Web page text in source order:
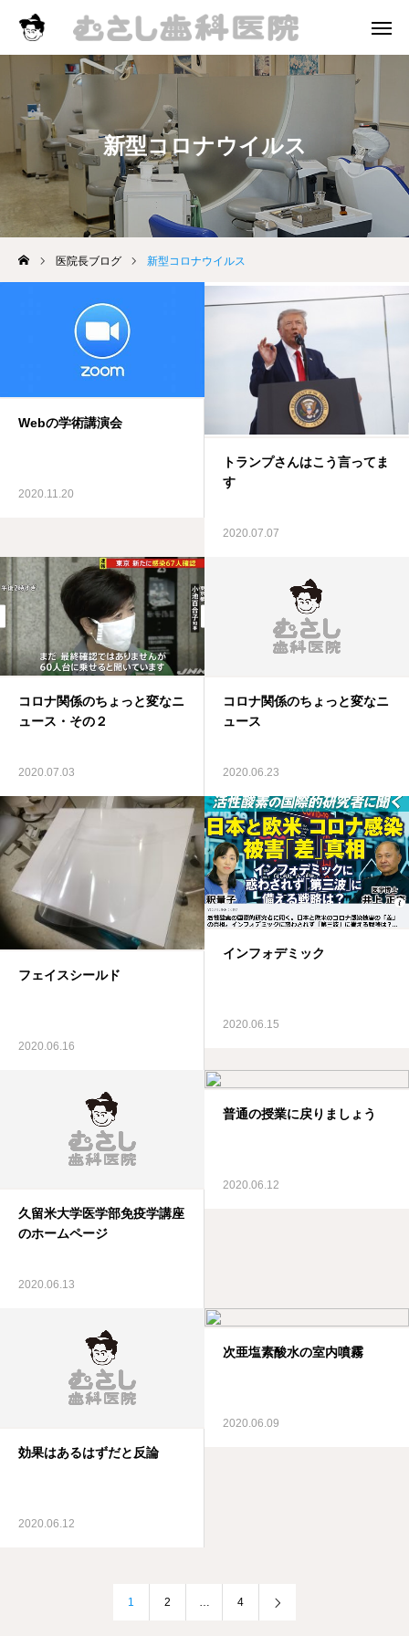
新型コロナウイルス
医院長ブログ 新型コロナウイルス
Webの学術講演会
2020.11.20
トランプさんはこう言ってま
す
2020.07.07
コロナ関係のちょっと変なニ
ュース・その２
2020.07.03
コロナ関係のちょっと変なニ
ュース
2020.06.23
フェイスシールド
2020.06.16
インフォデミック
2020.06.15
久留米大学医学部免疫学講座
のホームページ
2020.06.13
普通の授業に戻りましょう
2020.06.12
効果はあるはずだと反論
2020.06.12
次亜塩素酸水の室内噴霧
2020.06.09
1 2 4
診療時間 アクセス
院長挨拶
診療案内
医院長ブログ